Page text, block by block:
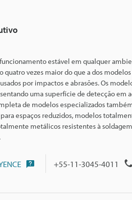
estável em qualquer
quatro vezes maior do que ados
por impactos e abrasões. Os
uma superfície de detecção em
de modelos especializados
espaços reduzidos, modelos
metálicos resistentes à
+55-11-3045-4011